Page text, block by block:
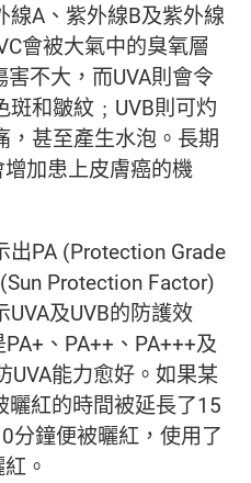
A、紫外線B及紫外線
會被大氣中的臭氧層
不大，而UVA則會令
和皺紋﹔UVB則可灼
，甚至產生水泡。長期
增加患上皮膚癌的機
PA (Protection Grade
Protection Factor)
及UVB的防護效
、PA++、PA+++及
UVA能力愈好。如果某
曬紅的時間被延長了15
分鐘便被曬紅，使用了
。